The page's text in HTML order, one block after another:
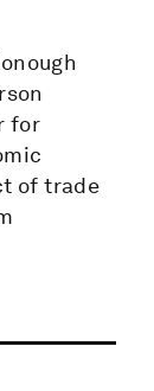
for
of trade